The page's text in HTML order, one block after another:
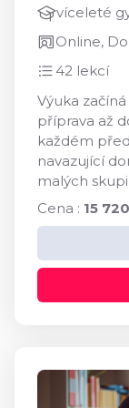
víceleté
Online,
42 lekcí
Výuka
příprava až
každém
navazující
malých
Cena : 15